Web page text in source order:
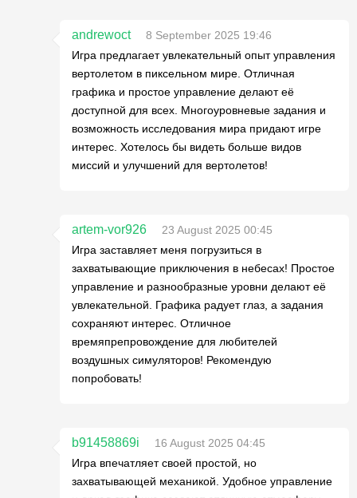
andrewoct
8 September 2025 19:46
Игра предлагает увлекательный опыт управления
вертолетом в пиксельном мире. Отличная
графика и простое управление делают её
доступной для всех. Многоуровневые задания и
возможность исследования мира придают игре
интерес. Хотелось бы видеть больше видов
миссий и улучшений для вертолетов!
artem-vor926
23 August 2025 00:45
Игра заставляет меня погрузиться в
захватывающие приключения в небесах! Простое
управление и разнообразные уровни делают её
увлекательной. Графика радует глаз, а задания
сохраняют интерес. Отличное
времяпрепровождение для любителей
воздушных симуляторов! Рекомендую
попробовать!
b91458869i
16 August 2025 04:45
Игра впечатляет своей простой, но
захватывающей механикой. Удобное управление